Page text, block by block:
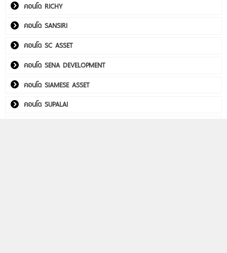
คอนโด RICHY
คอนโด SANSIRI
คอนโด SC ASSET
คอนโด SENA DEVELOPMENT
คอนโด SIAMESE ASSET
คอนโด SUPALAI